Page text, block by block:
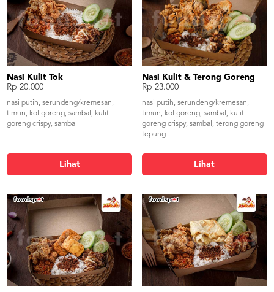
Nasi Kulit Tok
Rp 20.000
nasi putih, serundeng/kremesan,
timun, kol goreng, sambal, kulit
goreng crispy, sambal
Lihat
Nasi Kulit & Terong Goreng
Rp 23.000
nasi putih, serundeng/kremesan,
timun, kol goreng, sambal, kulit
goreng crispy, sambal, terong goreng
tepung
Lihat